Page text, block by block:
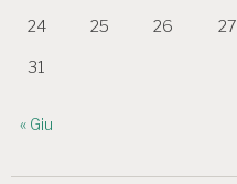
24 25 26 27
31
« Giu